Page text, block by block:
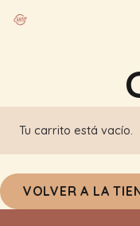
Tu carrito está vacío.
VOLVER A LA